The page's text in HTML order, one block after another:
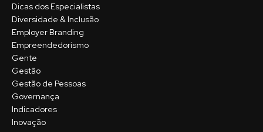
Dicas dos Especialistas
Diversidade & Inclusão
Employer Branding
Empreendedorismo
Gente
Gestão
Gestão de Pessoas
Governança
Indicadores
Inovação